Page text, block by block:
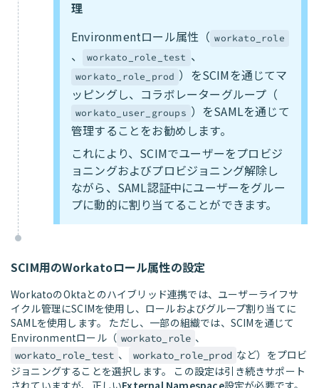
理
Environmentロール属性（ workato_role
、 workato_role_test 、
workato_role_prod ）をSCIMを通じてマ
ッピングし、コラボレーターグループ（
workato_user_groups ）をSAMLを通じて
管理することをお勧めします。
これにより、SCIMでユーザーをプロビジ
ョニングおよびプロビジョニング解除し
ながら、SAML認証中にユーザーをグルー
プに動的に割り当てることができます。
SCIM用のWorkatoロール属性の設定
WorkatoのOktaとのハイブリッド連携では、ユーザーライフサ
イクル管理にSCIMを使用し、ロールおよびグループ割り当てに
SAMLを使用します。 ただし、一部の組織では、SCIMを通じて
Environmentロール（ workato_role 、
workato_role_test 、 workato_role_prod など）をプロビ
ジョニングすることを選択します。 この設定は引き続きサポート